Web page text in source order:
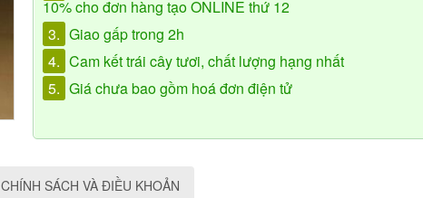
10% cho đơn hàng tạo ONLINE thứ 12
3. Giao gấp trong 2h
4. Cam kết trái cây tươi, chất lượng hạng nhất
5. Giá chưa bao gồm hoá đơn điện tử
CHÍNH SÁCH VÀ ĐIỀU KHOẢN